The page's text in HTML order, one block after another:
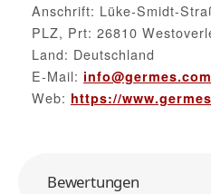
Anschrift: Lüke-Smidt-
PLZ, Prt: 26810
Land: Deutschland
E-Mail: info@germes.com
Web: https://
Bewertungen